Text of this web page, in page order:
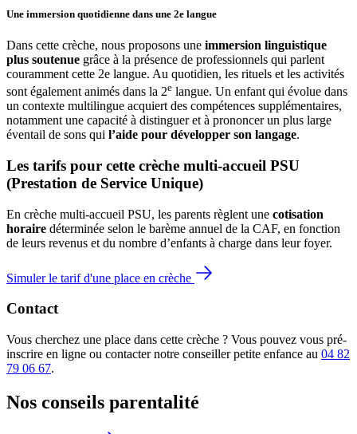
Une immersion quotidienne dans une 2e langue
Dans cette crèche, nous proposons une immersion linguistique
plus soutenue grâce à la présence de professionnels qui parlent
couramment cette 2e langue. Au quotidien, les rituels et les activités
sont également animés dans la 2e langue. Un enfant qui évolue dans
un contexte multilingue acquiert des compétences supplémentaires,
notamment une capacité à distinguer et à prononcer un plus large
éventail de sons qui l’aide pour développer son langage.
Les tarifs pour cette crèche multi-accueil PSU
(Prestation de Service Unique)
En crèche multi-accueil PSU, les parents règlent une cotisation
horaire déterminée selon le barème annuel de la CAF, en fonction
de leurs revenus et du nombre d’enfants à charge dans leur foyer.
Simuler le tarif d'une place en crèche
Contact
Vous cherchez une place dans cette crèche ? Vous pouvez vous pré-
inscrire en ligne ou contacter notre conseiller petite enfance au 04 82
79 06 67.
Nos conseils parentalité